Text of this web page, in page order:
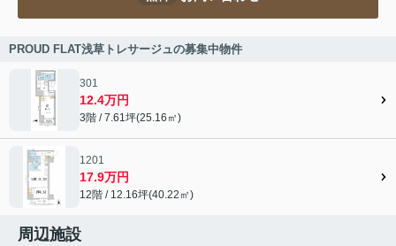
PROUD FLAT浅草トレサージュの募集中物件
301
12.4万円
3階 / 7.61坪(25.16㎡)
1201
17.9万円
12階 / 12.16坪(40.22㎡)
周辺施設